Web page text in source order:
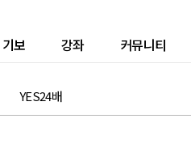
기보 강좌 커뮤니티
YES24배